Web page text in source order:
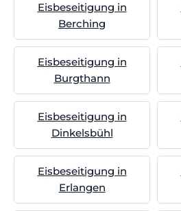
Eisbeseitigung in
Berching
Eisbeseitigung in
Burgthann
Eisbeseitigung in
Dinkelsbühl
Eisbeseitigung in
Erlangen